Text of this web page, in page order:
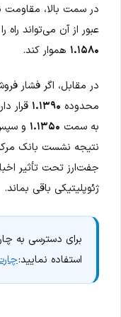
در سمت بالا،
عبور از آن می‌تواند
۱.۱۵۸۰ هموار کند.
در مقابل، اگر فشار
محدوده ۱.۱۳۹۰ قرار
به سمت ۱.۱۳۵۰ و
نتیجه نشست بانک
جفت‌ارز تحت تأثیر
ژئوپلیتیکی باقی بماند.
برای دسترسی به
استفاده نمایید: